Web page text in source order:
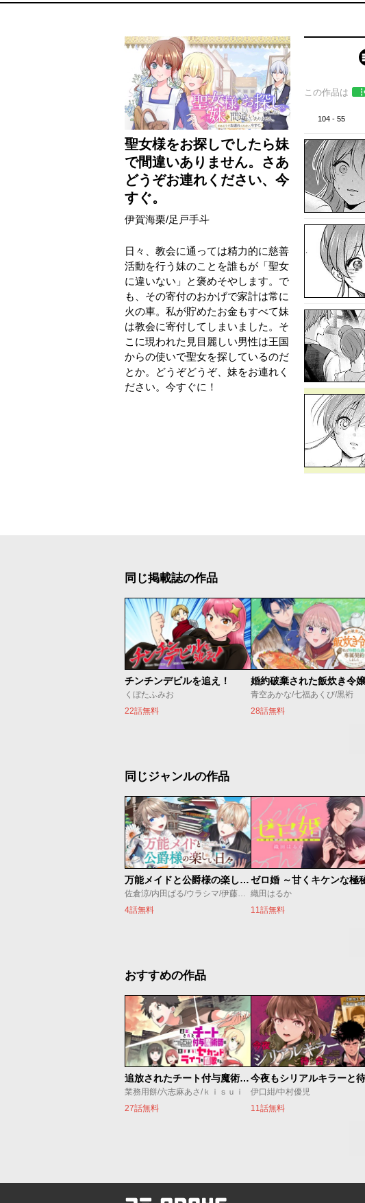
聖女様をお探しでしたら妹
で間違いありません。さあ
どうぞお連れください、今
すぐ。
伊賀海栗/足戸手斗
日々、教会に通っては精力的に慈善
活動を行う妹のことを誰もが「聖女
に違いない」と褒めそやします。で
も、その寄付のおかげで家計は常に
火の車。私が貯めたお金もすべて妹
は教会に寄付してしまいました。そ
こに現われた見目麗しい男性は王国
からの使いで聖女を探しているのだ
とか。どうぞどうぞ、妹をお連れく
ださい。今すぐに！
この作品は
104 - 55
同じ掲載誌の作品
チンチンデビルを追え！
くぼたふみお
22話無料
青空あかな/七福あくび/黒裄
28話無料
同じジャンルの作品
万能メイドと公爵様の楽しい日々
佐倉涼/内田ぱる/ウラシマ/伊藤テリヤキ
4話無料
織田はるか
11話無料
おすすめの作品
追放されたチート付与魔術師は気ままなセカンドライフを謳歌する。 ～俺は武器だけじゃなく、あらゆるものに『強化ポイント』を付与できるし、俺の意思でいつでも効果を解除できるけど、残った人たち大丈夫？～
業務用餅/六志麻あさ/ｋｉｓｕｉ
27話無料
伊口紺/中村優児
11話無料